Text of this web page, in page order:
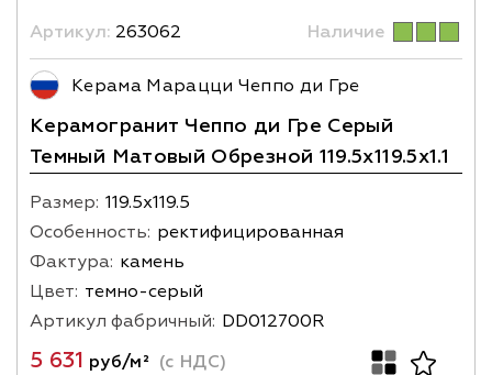
Артикул: 263062 Наличие
Керама Марацци Чеппо ди Гре
Керамогранит Чеппо ди Гре Серый
Темный Матовый Обрезной 119.5x119.5x1.1
Размер: 119.5х119.5
Особенность: ректифицированная
Фактура: камень
Цвет: темно-серый
Артикул фабричный: DD012700R
5 631 руб/м² (с НДС)